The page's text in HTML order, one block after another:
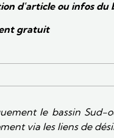
d'article ou infos du
gratuit
le bassin
via les liens de